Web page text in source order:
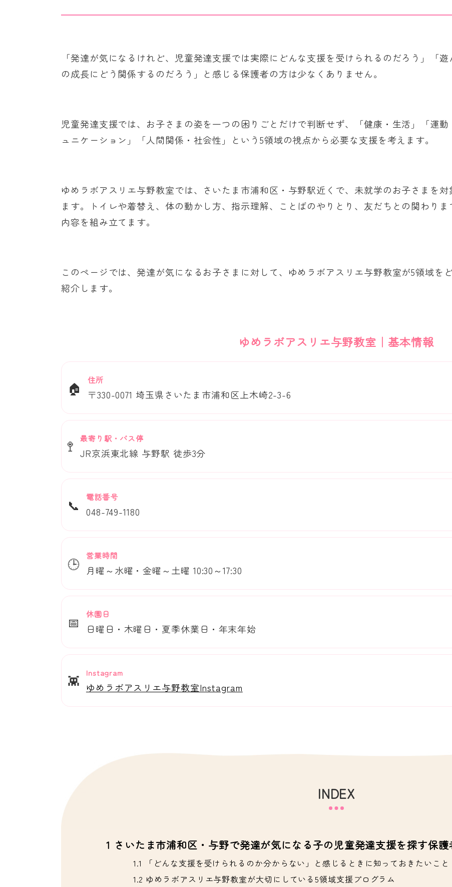
「発達が気になるけれど、児童発達支援では実際にどんな支援を受けられるのだろう」「
の成長にどう関係するのだろう」と感じる保護者の方は少なくありません。
児童発達支援では、お子さまの姿を一つの困りごとだけで判断せず、「健康・生活」「運
ュニケーション」「人間関係・社会性」という5領域の視点から必要な支援を考えます。
ゆめラボアスリエ与野教室では、さいたま市浦和区・与野駅近くで、未就学のお子さまを
ます。トイレや着替え、体の動かし方、指示理解、ことばのやりとり、友だちとの関わり
内容を組み立てます。
このページでは、発達が気になるお子さまに対して、ゆめラボアスリエ与野教室が5領域を
紹介します。
ゆめラボアスリエ与野教室｜基本情報
🏠 住所
〒330-0071 埼玉県さいたま市浦和区上木崎2-3-6
🚏 最寄り駅・バス停
JR京浜東北線 与野駅 徒歩3分
📞 電話番号
048-749-1180
🕒 営業時間
月曜～水曜・金曜～土曜 10:30～17:30
📅 休園日
日曜日・木曜日・夏季休業日・年末年始
👾 Instagram
ゆめラボアスリエ与野教室Instagram
INDEX
1 さいたま市浦和区・与野で発達が気になる子の児童発達支援を探す保護
1.1
「どんな支援を受けられるのか分からない」と感じるときに知っておきたいこと
1.2 ゆめラボアスリエ与野教室が大切にしている5領域支援プログラム